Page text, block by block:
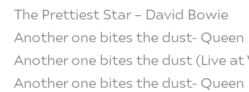
The Prettiest Star – David Bowie
Another one bites the dust- Queen
Another one bites the dust (Live
Another one bites the dust- Queen